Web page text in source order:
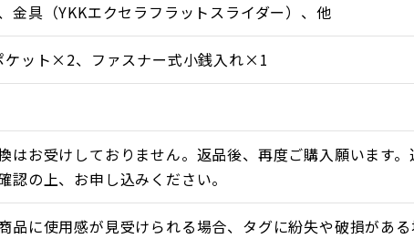
金具（YKKエクセラフラットスライダー）、他
ット×2、ファスナー式小銭入れ×1
はお受けしておりません。返品後、再度ご購入願います
の上、お申し込みください。
品に使用感が見受けられる場合、タグに紛失や破損があ